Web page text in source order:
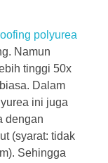
polyurea
Namun
tinggi 50x
Dalam
ini juga
dengan
(syarat: tidak
Sehingga